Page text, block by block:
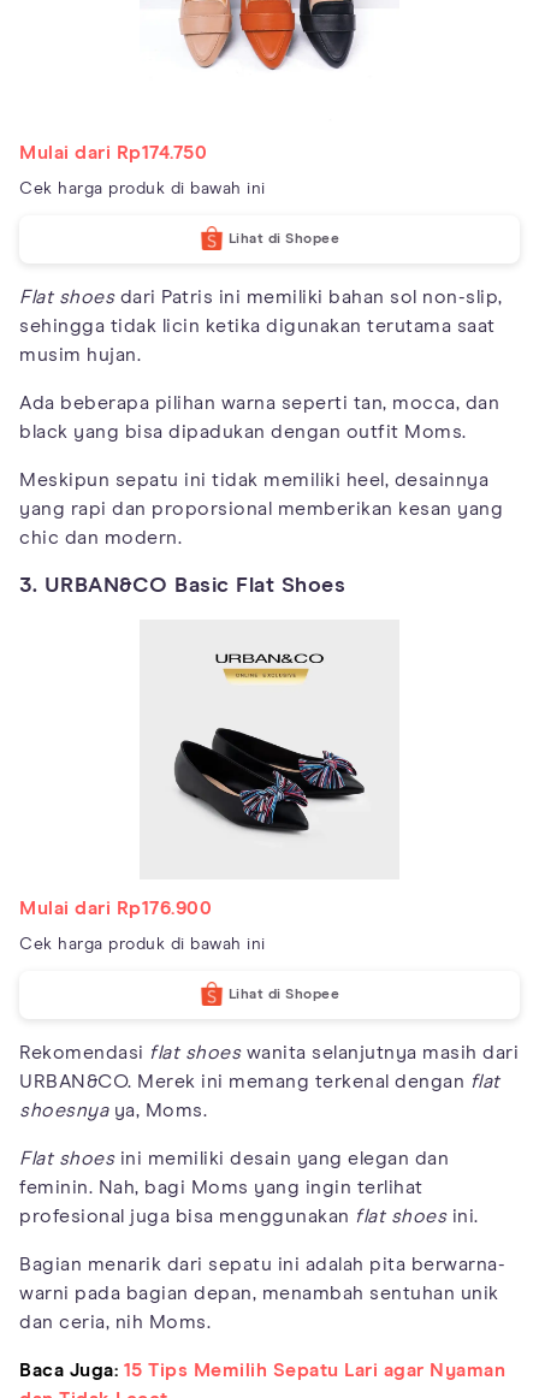
Mulai dari Rp174.750
Cek harga produk di bawah ini
Lihat di Shopee
Flat shoesdari Patris ini memiliki bahan sol non-slip,
sehingga tidak licin ketika digunakan terutama saat
musim hujan.
Ada beberapa pilihan warna seperti tan, mocca, dan
black yang bisa dipadukan dengan outfit Moms.
Meskipun sepatu ini tidak memiliki heel, desainnya
yang rapi dan proporsional memberikan kesan yang
chic dan modern.
3. URBAN&CO Basic Flat Shoes
Mulai dari Rp176.900
Cek harga produk di bawah ini
Lihat di Shopee
Rekomendasi flat shoeswanita selanjutnya masih dari
URBAN&CO. Merek ini memang terkenal dengan flat
shoesnyaya, Moms.
Flat shoesini memiliki desain yang elegan dan
feminin. Nah, bagi Moms yang ingin terlihat
profesional juga bisa menggunakan flat shoesini.
Bagian menarik dari sepatu ini adalah pita berwarna-
warni pada bagian depan, menambah sentuhan unik
dan ceria, nih Moms.
Baca Juga: 15 Tips Memilih Sepatu Lari agar Nyaman